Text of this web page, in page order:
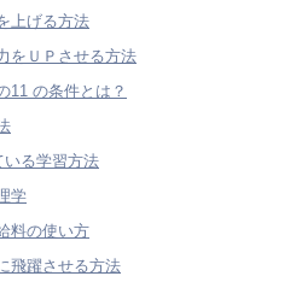
上げる方法
をＵＰさせる方法
11 の条件とは？
いる学習方法
学
料の使い方
飛躍させる方法